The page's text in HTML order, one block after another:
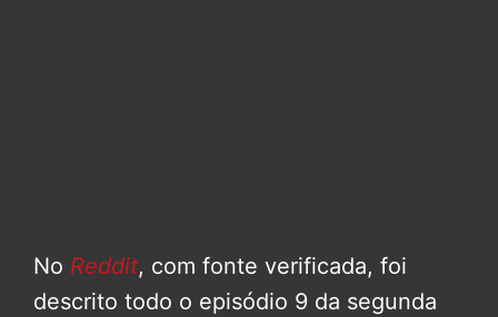
No Reddit, com fonte verificada, foi
descrito todo o episódio 9 da segunda